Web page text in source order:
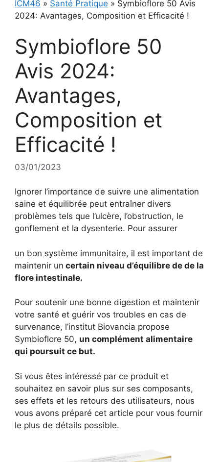
ICM46 » Santé Pratique » Symbioflore 50 Avis
2024: Avantages, Composition et Efficacité !
Symbioflore 50
Avis 2024:
Avantages,
Composition et
Efficacité !
03/01/2023
Ignorer l’importance de suivre une alimentation
saine et équilibrée peut entraîner divers
problèmes tels que l’ulcère, l’obstruction, le
gonflement et la dysenterie. Pour assurer
un bon système immunitaire, il est important de
maintenir un certain niveau d’équilibre de de la
flore intestinale.
Pour soutenir une bonne digestion et maintenir
votre santé et guérir vos troubles en cas de
survenance, l’institut Biovancia propose
Symbioflore 50, un complément alimentaire
qui poursuit ce but.
Si vous êtes intéressé par ce produit et
souhaitez en savoir plus sur ses composants,
ses effets et les retours des utilisateurs, nous
vous avons préparé cet article pour vous fournir
le plus de détails possible.